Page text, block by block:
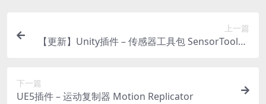
上一篇
【更新】Unity插件 – 传感器工具包 SensorToolkit
下一篇
UE5插件 – 运动复制器 Motion Replicator